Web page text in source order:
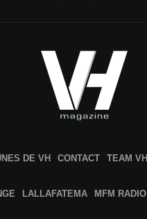
DE VH CONTACT TEAM VH
LALLAFATEMA MFM RADIO